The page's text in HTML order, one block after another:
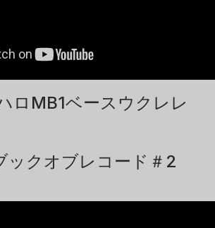
ロMB1ベースウクレレ
ックオブレコード＃2